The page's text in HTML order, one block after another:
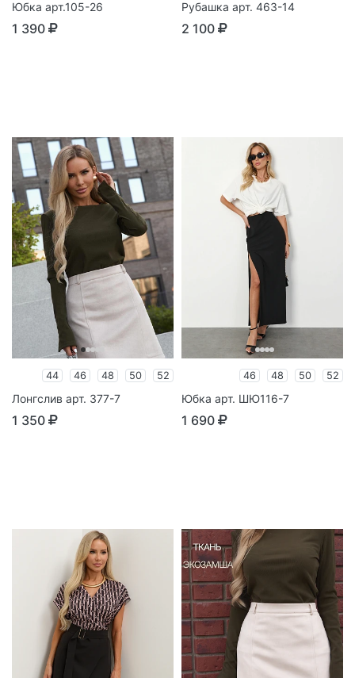
Юбка арт.105-26
1 390
Рубашка арт. 463-14
2 100
44 46 48 50 52
Лонгслив арт. 377-7
1 350
46 48 50 52
Юбка арт. ШЮ116-7
1 690